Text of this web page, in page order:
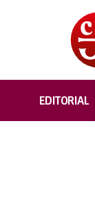
EDITORIAL